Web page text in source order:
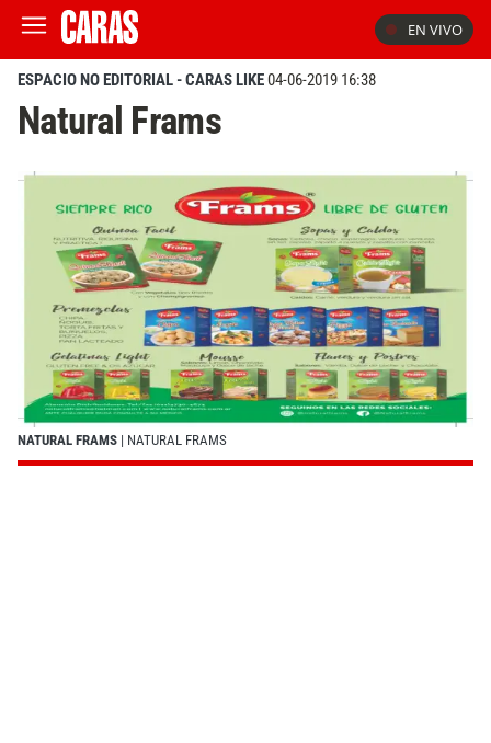
EN VIVO
ESPACIO NO EDITORIAL - CARAS LIKE04-06-2019 16:38
Natural Frams
NATURAL FRAMS | NATURAL FRAMS